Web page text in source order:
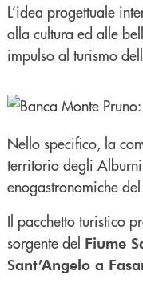
L’idea progettuale
alla cultura ed alle
impulso al turismo
Nello specifico, la
territorio degli
enogastronomiche
Il pacchetto turistico
sorgente del Fiume
Sant’Angelo a